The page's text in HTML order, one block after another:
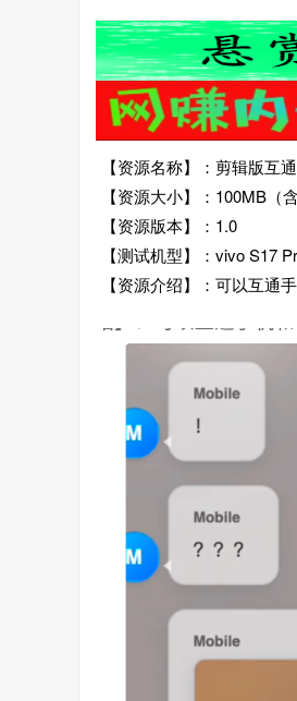
【资源名称】：剪辑版互
【资源大小】：100MB（
【资源版本】：1.0
【测试机型】：vivo S17
【资源介绍】：可以互通